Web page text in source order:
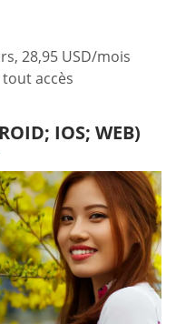
28,95 USD/mois
accès
IOS; WEB)